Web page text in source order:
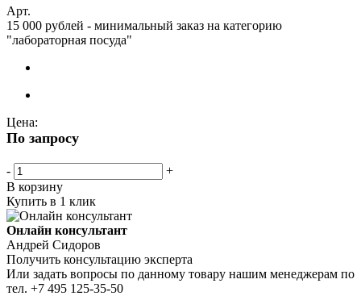
Арт.
15 000 рублей - минимальный заказ на категорию
"лабораторная посуда"
Цена:
По запросу
-
+
В корзину
Купить в 1 клик
Онлайн консультант
Андрей Сидоров
Получить консультацию эксперта
Или задать вопросы по данному товару нашим менеджерам по
тел. +7 495 125-35-50